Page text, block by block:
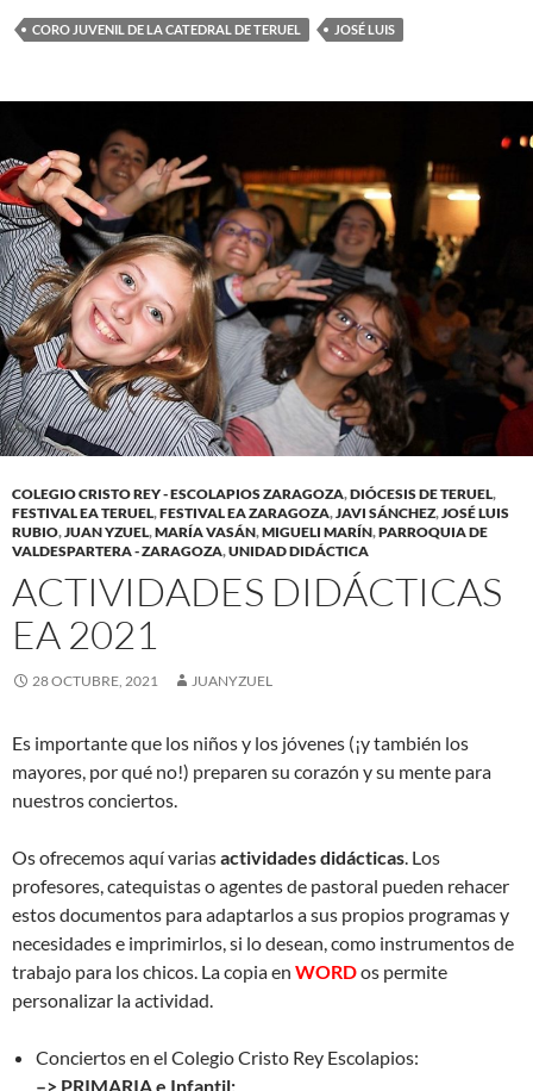
CORO JUVENIL DE LA CATEDRAL DE TERUEL JOSÉ LUIS
COLEGIO CRISTO REY - ESCOLAPIOS ZARAGOZA,DIÓCESIS DE TERUEL,
FESTIVAL EA TERUEL,FESTIVAL EA ZARAGOZA,JAVI SÁNCHEZ,JOSÉ LUIS
RUBIO,JUAN YZUEL,MARÍA VASÁN,MIGUELI MARÍN,PARROQUIA DE
VALDESPARTERA - ZARAGOZA,UNIDAD DIDÁCTICA
ACTIVIDADES DIDÁCTICAS
EA 2021
28 OCTUBRE, 2021 JUANYZUEL
Es importante que los niños y los jóvenes (¡y también los
mayores, por qué no!) preparen su corazón y su mente para
nuestros conciertos.
Os ofrecemos aquí variasactividades didácticas. Los
profesores, catequistas o agentes de pastoral pueden rehacer
estos documentos para adaptarlos a sus propios programas y
necesidades e imprimirlos, si lo desean, como instrumentos de
trabajo para los chicos. La copia en WORDos permite
personalizar la actividad.
Conciertos en el Colegio Cristo Rey Escolapios:
–> PRIMARIA e Infantil: